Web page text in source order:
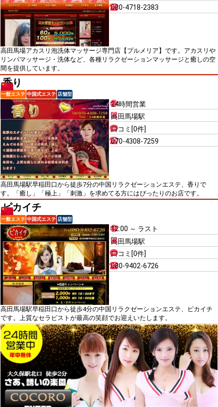
080-4718-2383
高田馬場アカスリ泡洗体マッサージ専門店【プルメリア】です。アカスリや
リンパマッサージ・洗体など、各種リラクゼーションマッサージと癒しの空
間を提供しています。
香り
一般エステ 中国式エステ 店舗型
24時間営業
高田馬場駅
口コミ[0件]
070-4308-7259
高田馬場駅早稲田口から徒歩7分の中国リラクゼーションエステ、香りで
す。「癒し」「極上」「刺激」を求めてる方にはぴったりのお店です。
ピカイチ
一般エステ 中国式エステ 店舗型
12:00 ～ ラスト
高田馬場駅
口コミ[0件]
080-9402-6726
高田馬場駅早稲田口から徒歩4分の中国リラクゼーションエステ、ピカイチ
です。上質なセラピストが最高の笑顔でお迎えいたします。